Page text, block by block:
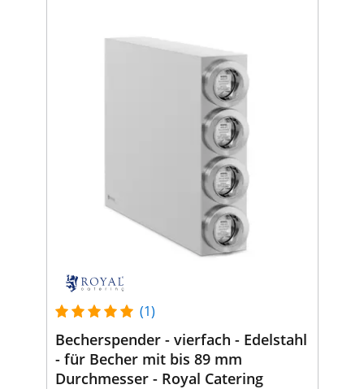
(1)
Becherspender - vierfach - Edelstahl
- für Becher mit bis 89 mm
Durchmesser - Royal Catering